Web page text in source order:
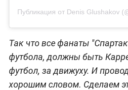
Публикация от Denis Glushakov
Так что все фанаты
футбола, должны быть
футбол, за движуху. И
хорошим словом. Сделаем